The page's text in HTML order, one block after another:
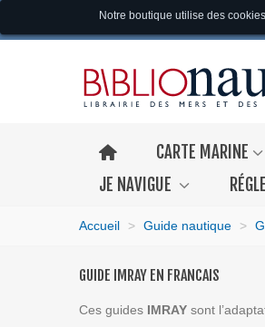
Notre boutique utilise des
CARTE MARINE
JE NAVIGUE
Accueil > Guide nautique >
GUIDE IMRAY EN FRANCAIS
Ces guides IMRAY sont